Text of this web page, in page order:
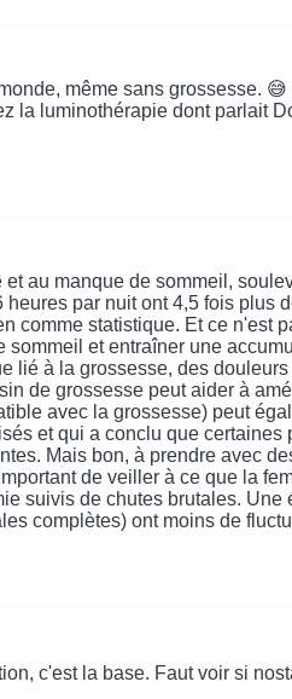
même sans grossesse.
la luminothérapie dont parlait
au manque de sommeil,
par nuit ont 4,5 fois
comme statistique. Et ce
et entraîner une
lié à la grossesse, des
de grossesse peut aider à
avec la grossesse) peut
et qui a conclu que
Mais bon, à prendre avec
de veiller à ce que la
suivis de chutes brutales.
complètes) ont moins de
c'est la base. Faut voir si